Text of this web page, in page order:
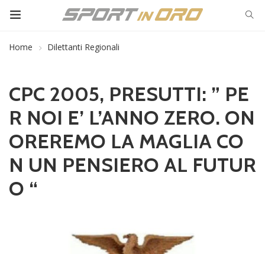
Home Dilettanti Regionali
CPC 2005, PRESUTTI: ” PE
R NOI E’ L’ANNO ZERO. ON
OREREMO LA MAGLIA CO
N UN PENSIERO AL FUTUR
O “